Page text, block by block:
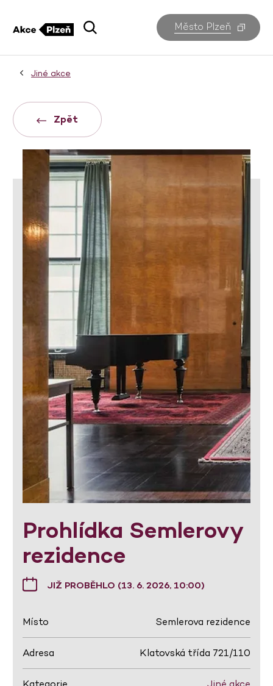
Město Plzeň
Jiné akce
Zpět
Prohlídka Semlerovy
rezidence
JIŽ PROBĚHLO (13. 6. 2026, 10:00)
Místo Semlerova rezidence
Adresa Klatovská třída 721/110